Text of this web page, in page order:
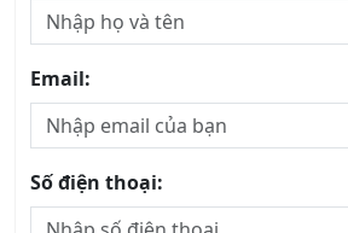
Email:
Số điện thoại: